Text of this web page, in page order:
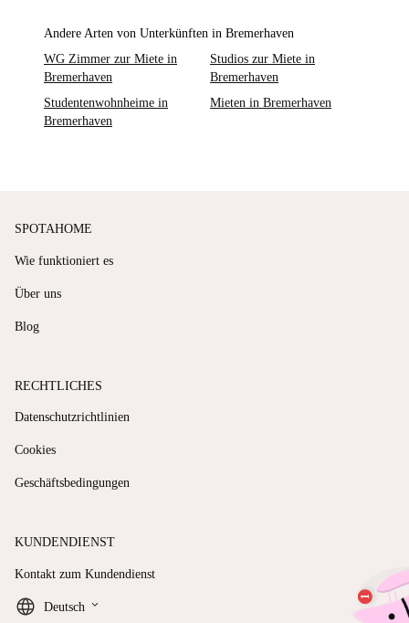
Andere Arten von Unterkünften in Bremerhaven
WG Zimmer zur Miete in
Bremerhaven
Studios zur Miete in
Bremerhaven
Studentenwohnheime in
Bremerhaven
Mieten in Bremerhaven
SPOTAHOME
Wie funktioniert es
Über uns
Blog
RECHTLICHES
Datenschutzrichtlinien
Cookies
Geschäftsbedingungen
KUNDENDIENST
Kontakt zum Kundendienst
Deutsch keyboard_arrow_down